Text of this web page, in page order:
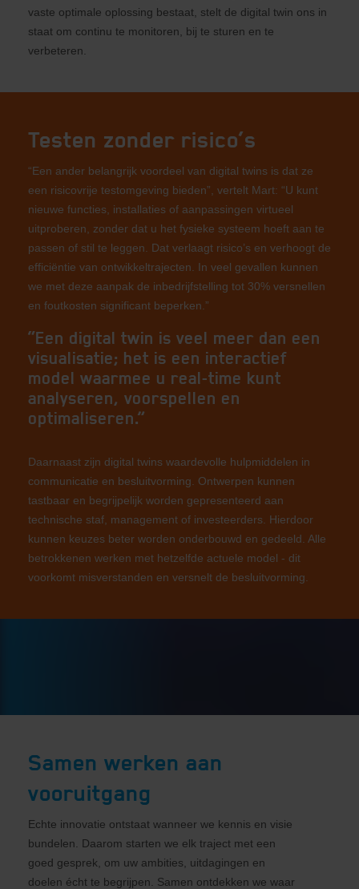
vaste optimale oplossing bestaat, stelt de digital twin ons in
staat om continu te monitoren, bij te sturen en te
verbeteren.
Testen zonder risico’s
“Een ander belangrijk voordeel van digital twins is dat ze
een risicovrije testomgeving bieden”, vertelt Mart: “U kunt
nieuwe functies, installaties of aanpassingen virtueel
uitproberen, zonder dat u het fysieke systeem hoeft aan te
passen of stil te leggen. Dat verlaagt risico’s en verhoogt de
efficiëntie van ontwikkeltrajecten. In veel gevallen kunnen
we met deze aanpak de inbedrijfstelling tot 30% versnellen
en foutkosten significant beperken.”
“Een digital twin is veel meer dan een
visualisatie; het is een interactief
model waarmee u real-time kunt
analyseren, voorspellen en
optimaliseren.”
Daarnaast zijn digital twins waardevolle hulpmiddelen in
communicatie en besluitvorming. Ontwerpen kunnen
tastbaar en begrijpelijk worden gepresenteerd aan
technische staf, management of investeerders. Hierdoor
kunnen keuzes beter worden onderbouwd en gedeeld. Alle
betrokkenen werken met hetzelfde actuele model - dit
voorkomt misverstanden en versnelt de besluitvorming.
Samen werken aan
vooruitgang
Echte innovatie ontstaat wanneer we kennis en visie
bundelen. Daarom starten we elk traject met een
goed gesprek, om uw ambities, uitdagingen en
doelen écht te begrijpen. Samen ontdekken we waar